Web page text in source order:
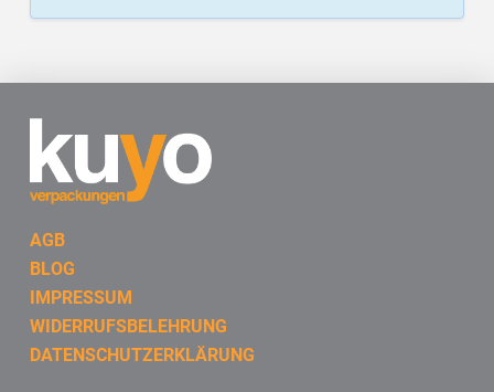
AGB
BLOG
IMPRESSUM
WIDERRUFSBELEHRUNG
DATENSCHUTZERKLÄRUNG